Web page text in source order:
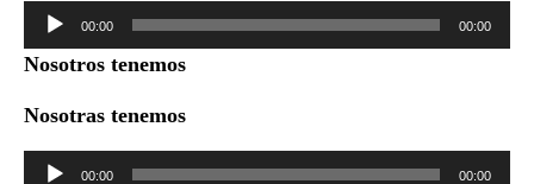
Reproductor
audio
00:00 00:00
Nosotros tenemos
Nosotras tenemos
Reproductor
00:00 00:00